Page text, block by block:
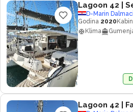
Lagoon 42 |
D-Marin
Godina 2020
Klima
Lagoon 42 |